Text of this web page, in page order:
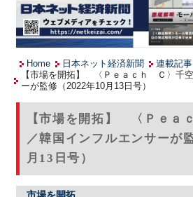
Home 日本ネット経済新聞 連載記事
【市場を開拓】 〈Ｐｅａｃｈ Ｃ〉千
ーが監修（2022年10月13日号）
【市場を開拓】 〈Ｐｅａ
／韓国インフルエンサーが
月13日号）
市場を開拓